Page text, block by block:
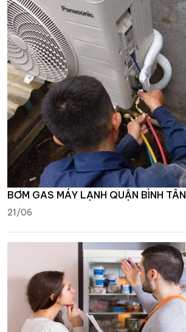
BƠM GAS MÁY LẠNH QUẬN BÌNH TÂN
21/06